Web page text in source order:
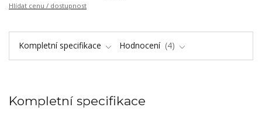
Hlídat cenu / dostupnost
Kompletní specifikace Hodnocení 4
Kompletní specifikace